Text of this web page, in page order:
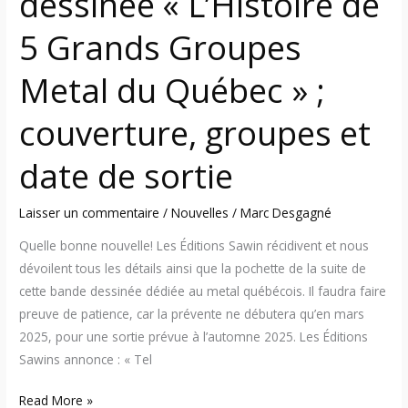
5 Grands Groupes
Metal du Québec » ;
couverture, groupes et
date de sortie
Laisser un commentaire /Nouvelles /Marc Desgagné
Quelle bonne nouvelle! Les Éditions Sawin récidivent et nous
dévoilent tous les détails ainsi que la pochette de la suite de
cette bande dessinée dédiée au metal québécois. Il faudra faire
preuve de patience, car la prévente ne débutera qu’en mars
2025, pour une sortie prévue à l’automne 2025. Les Éditions
Sawins annonce : « Tel
couverture,
et
de
Read More »